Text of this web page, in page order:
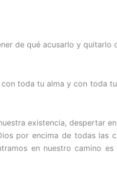
de qué acusarlo y quitarlo
toda tu alma y con toda
existencia, despertar
por encima de todas
en nuestro camino